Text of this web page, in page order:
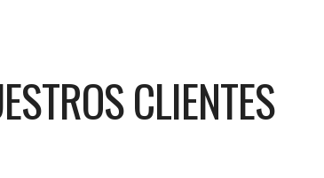
CLIENTES